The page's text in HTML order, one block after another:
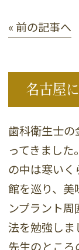
« 前の記事へ
名古屋
歯科衛生士
ってきまし
の中は寒い
館を巡り、美
ンプラント
法を勉強し
先生のところ